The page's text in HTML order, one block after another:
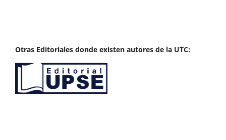
Otras Editoriales donde existen autores de la UTC: